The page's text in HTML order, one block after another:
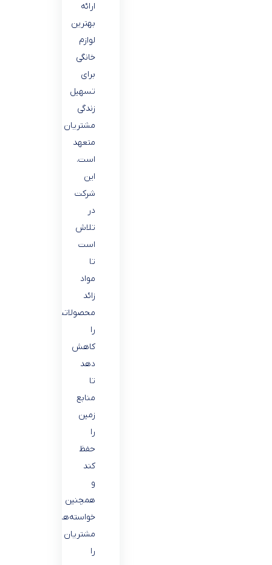
ارائه
بهترین
لوازم
خانگی
برای
تسهیل
زندگی
مشتریان
متعهد
است.
این
شرکت
در
تلاش
است
تا
مواد
زائد
محصولاتش
را
کاهش
دهد
تا
منابع
زمین
را
حفظ
کند
و
همچنین
خواسته‌های
مشتریان
را